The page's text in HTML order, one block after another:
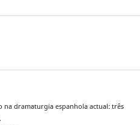
na dramaturgia espanhola actual: três